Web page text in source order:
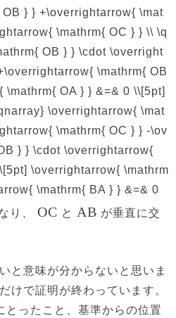
} } +\overrightarrow{ \mat
\mathrm{ OC } } \\ \q
OB } } \cdot \overright
\mathrm{ OB
OA } } &=& 0 \\[5pt]
\overrightarrow{ \mat
\mathrm{ OC } } -\ov
} } \cdot \overrightarrow{
\overrightarrow{ \mathrm
\mathrm{ BA } } &=& 0
り、 OC と AB が垂直に交
と意味が分からないと思いま
けで証明が終わっています。
とったこと、基準からの位置